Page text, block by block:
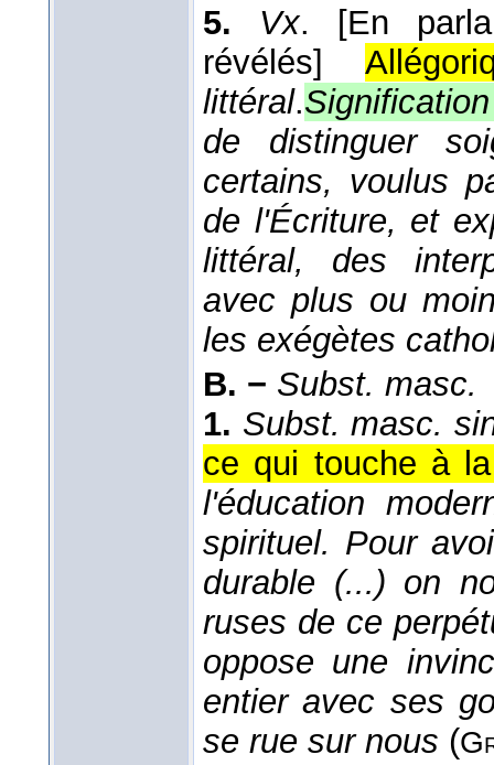
5.
Vx.
[En
révélés]
littéral.
de distinguer
certains, voulus
de l'Écriture, et
littéral, des
avec plus ou
les exégètes
B. − Subst. masc.
1. Subst. masc.
ce qui touche à
l'éducation
spirituel. Pour
durable (...) on
ruses de ce
oppose une
entier avec ses
se rue sur nous (